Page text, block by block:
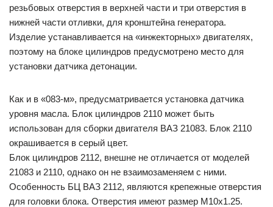
резьбовых отверстия в верхней части и три отверстия в
нижней части отливки, для кронштейна генератора.
Изделие устанавливается на «инжекторных» двигателях,
поэтому на блоке цилиндров предусмотрено место для
установки датчика детонации.
Как и в «083-м», предусматривается установка датчика
уровня масла. Блок цилиндров 2110 может быть
использован для сборки двигателя ВАЗ 21083. Блок 2110
окрашивается в серый цвет.
Блок цилиндров 2112, внешне не отличается от моделей
21083 и 2110, однако он не взаимозаменяем с ними.
Особенность БЦ ВАЗ 2112, являются крепежные отверстия
для головки блока. Отверстия имеют размер М10х1.25.